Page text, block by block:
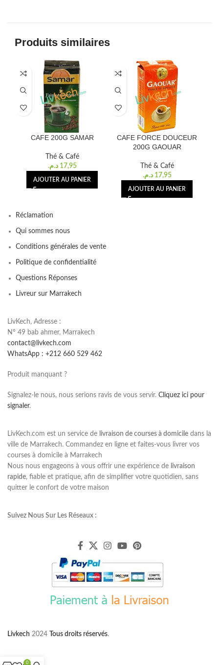
Produits similaires
CAFE 200G SAMAR
Thé & Café
17,95 د.م.
AJOUTER AU PANIER
CAFE FORCE DOUCEUR
200G GAOUAR
Thé & Café
17,95 د.م.
AJOUTER AU PANIER
Réclamation
Qui sommes nous
Conditions générales de vente
Politique de confidentialité
Questions Réponses
Livreur sur Marrakech
LivKech, Adresse :
N° 49 bab ahmer, Marrakech
contact@livkech.com
WhatsApp : +212 660 529 462
Produit manquant ?
Signalez-le nous, nous serions ravis de vous servir. Cliquez ici pour
signaler.
LivKech.com est un service de livraison de courses à domicile dans la
ville de Marrakech. Commandez en ligne et faites-vous livrer vos
courses à domicile à Marrakech
Nous nous engageons à vous offrir une expérience de livraison
rapide, fiable et pratique, afin de simplifier votre quotidien, sans
quitter le confort de votre maison
Suivez Nous Sur Les Réseaux :
Livkech 2024 Tous droits réservés.
0